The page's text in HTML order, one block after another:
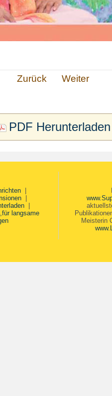
Zurück Weiter
PDF Herunterladen
|
|
|
langsame
Meisterin